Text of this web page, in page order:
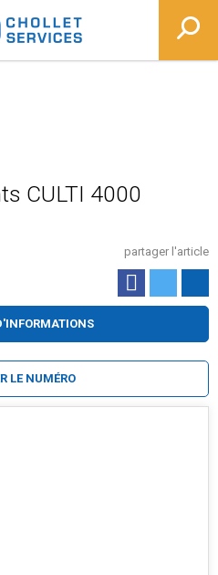
CULTI 4000
partager l'article
LE NUMÉRO